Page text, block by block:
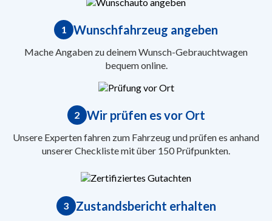
1 Wunschfahrzeug angeben
Mache Angaben zu deinem Wunsch-Gebrauchtwagen
bequem online.
2 Wir prüfen es vor Ort
Unsere Experten fahren zum Fahrzeug und prüfen es anhand
unserer Checkliste mit über 150 Prüfpunkten.
3 Zustandsbericht erhalten